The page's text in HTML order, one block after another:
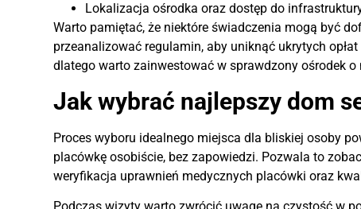
Lokalizacja ośrodka oraz dostęp do
Warto pamiętać, że niektóre świadczenia mogą być
przeanalizować regulamin, aby uniknąć ukrytych
dlatego warto zainwestować w sprawdzony ośrodek
Jak wybrać najlepszy dom
Proces wyboru idealnego miejsca dla bliskiej osoby
placówkę osobiście, bez zapowiedzi. Pozwala to
weryfikacja uprawnień medycznych placówki oraz